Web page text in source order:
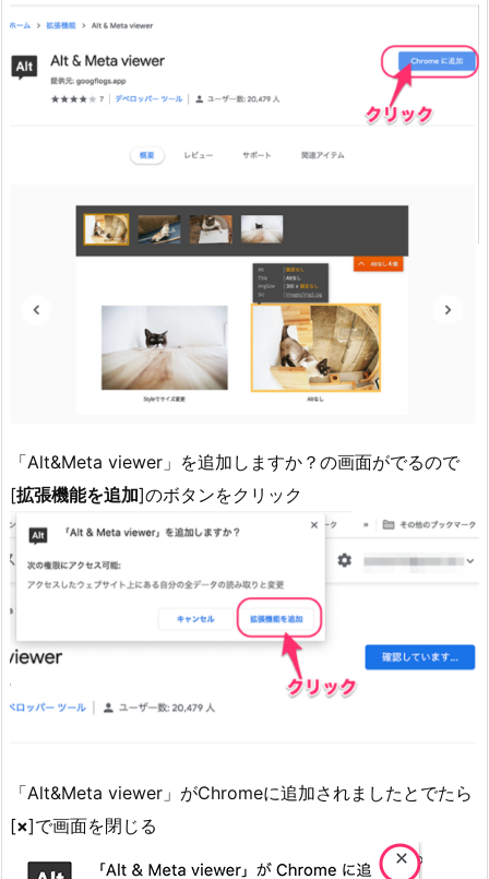
「Alt&Meta viewer」を追加しますか？の画面がでるので
[拡張機能を追加]のボタンをクリック
「Alt&Meta viewer」がChromeに追加されましたとでたら
[×]で画面を閉じる